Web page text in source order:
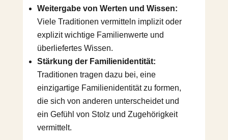
Weitergabe von Werten und Wissen:
Viele Traditionen vermitteln implizit oder
explizit wichtige Familienwerte und
überliefertes Wissen.
Stärkung der Familienidentität:
Traditionen tragen dazu bei, eine
einzigartige Familienidentität zu formen,
die sich von anderen unterscheidet und
ein Gefühl von Stolz und Zugehörigkeit
vermittelt.